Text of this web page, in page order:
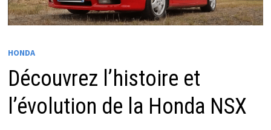
HONDA
Découvrez l’histoire et
l’évolution de la Honda NSX